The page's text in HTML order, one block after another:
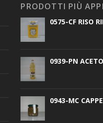
PRODOTTI PIÙ
0575-CF RISO
0939-PN
0943-MC